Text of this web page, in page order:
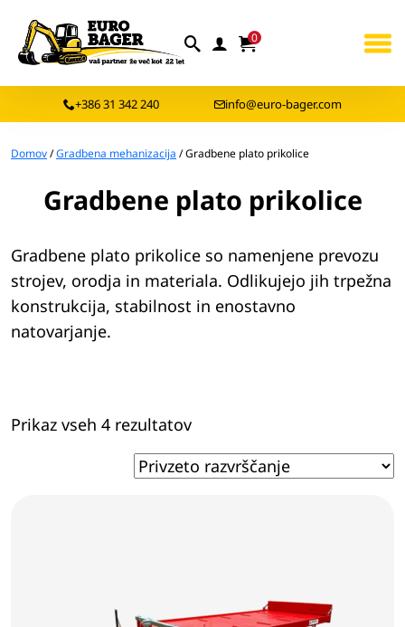
0
+386 31 342 240 info@euro-bager.com
Domov/Gradbena mehanizacija / Gradbene plato prikolice
Gradbene plato prikolice
Gradbene plato prikolice so namenjene prevozu
strojev, orodja in materiala. Odlikujejo jih trpežna
konstrukcija, stabilnost in enostavno
natovarjanje.
Prikaz vseh 4 rezultatov